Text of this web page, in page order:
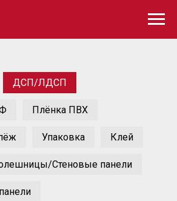
ДСП/ЛДСП
Плёнка ПВХ
Упаковка Клей
Стеновые панели